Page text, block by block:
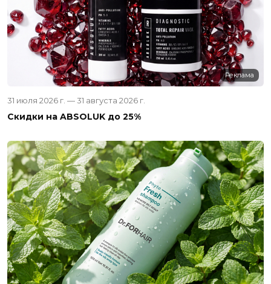
Реклама
31 июля 2026 г. — 31 августа 2026 г.
Скидки на ABSOLUK до 25%